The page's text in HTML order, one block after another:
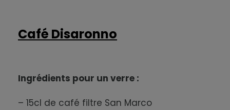
Café Disaronno
Ingrédients pour un verre :
– 15cl de café filtre San Marco